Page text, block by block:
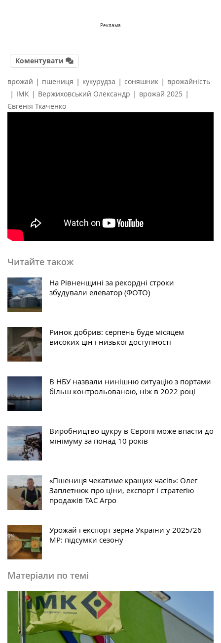
Реклама
Коментувати
врожай | пшениця | кукурудза | соняшник | врожайність
| ІМК | Вержиховський Олександр | врожай 2025 |
Євгенія Ткаченко
Читайте також
На Рівненщині за рекордні строки
збудували елеватор (ФОТО)
Ринок добрив: серпень буде місяцем
високих цін і низької доступності
В НБУ назвали нинішню ситуацію з портами
більш контрольованою, ніж в 2022 році
Виробництво цукру в Європі може впасти до
мінімуму за понад 10 років
«Пшениця чекатиме кращих часів»: Олег
Заплетнюк про ціни, експорт і стратегію
продажів ТАС Агро
Урожай і експорт зерна України у 2025/26
МР: підсумки сезону
Матеріали по темі